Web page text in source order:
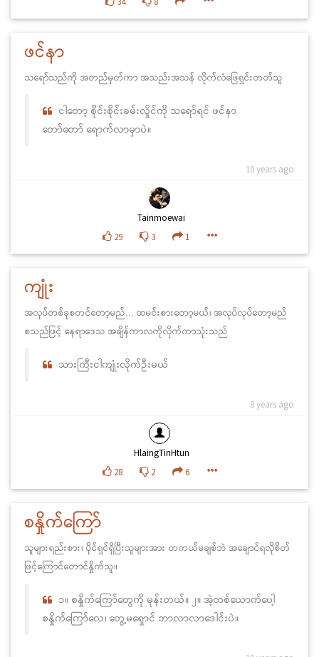
ဖင်နာ
သရော်သည်ကို အတည်မှတ်ကာ အသည်းအသန် လိုက်လံဖြေရှင်းတတ်သူ
ငါတော့ စိုင်းစိုင်းခမ်းလှိုင်ကို သရော်ရင် ဖင်နာ
တော်တော် ရောက်လာမှာပဲ။
10 years ago
Tainmoewai
29
3 1
ကျုံး
အလုပ်တစ်ခုစတင်တော့မည်... ထမင်းစားတော့မယ်၊ အလုပ်လုပ်တော့မည်
စသည်ဖြင့် နေရာဒေသ အချိန်ကာလကိုလိုက်ကာသုံးသည်
သားကြီးငါကျုံးလိုက်ဦးမယ်
8 years ago
HlaingTinHtun
28
2 6
စနှိုက်ကြော်
သူများရည်းစား၊ ပိုင်ရှင်ရှိပြီးသူများအား တကယ်မချစ်ဘဲ အချောင်ရလိုစိတ်
ဖြင့်ကြောင်တောင်နှိုက်သူ။
၁။ စနှိုက်ကြော်တွေကို မုန်းတယ်။ ၂။ အဲ့တစ်ယောက်ပေါ့
စနှိုက်ကြော်လေ၊ တွေ့မရှောင် ဘာလာလာဒေါင်းပဲ။